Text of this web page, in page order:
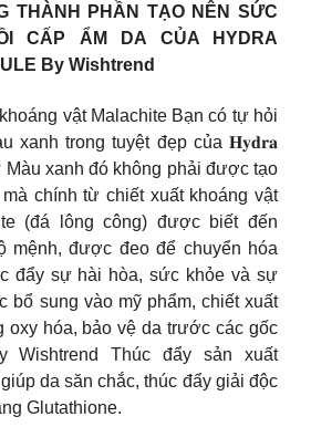
THÀNH PHẦN TẠO NÊN SỨC
CẤP ẨM DA CỦA HYDRA
By Wishtrend
vật Malachite Bạn có tự hỏi
xanh trong tuyệt đẹp của 𝐇𝐲𝐝𝐫𝐚
Màu xanh đó không phải được tạo
chính từ chiết xuất khoáng vật
(đá lông công) được biết đến
mệnh, được đeo để chuyển hóa
đẩy sự hài hòa, sức khỏe và sự
bổ sung vào mỹ phẩm, chiết xuất
oxy hóa, bảo vệ da trước các gốc
Thúc đẩy sản xuất
da săn chắc, thúc đẩy giải độc
Glutathione.